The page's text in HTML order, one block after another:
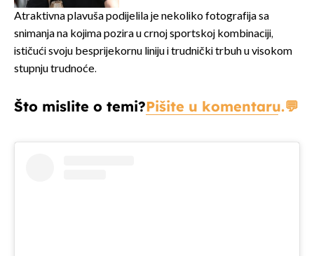
kotača
Atraktivna plavuša podijelila je nekoliko fotografija sa
snimanja na kojima pozira u crnoj sportskoj kombinaciji,
ističući svoju besprijekornu liniju i trudnički trbuh u visokom
stupnju trudnoće.
Što mislite o temi?Pišite u komentaru.